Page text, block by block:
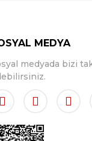
MEDYA
medyada bizi